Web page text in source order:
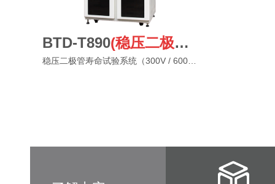
BTD-T890(稳压二极管300V/600V)
稳压二极管寿命试验系统（300V / 600V）